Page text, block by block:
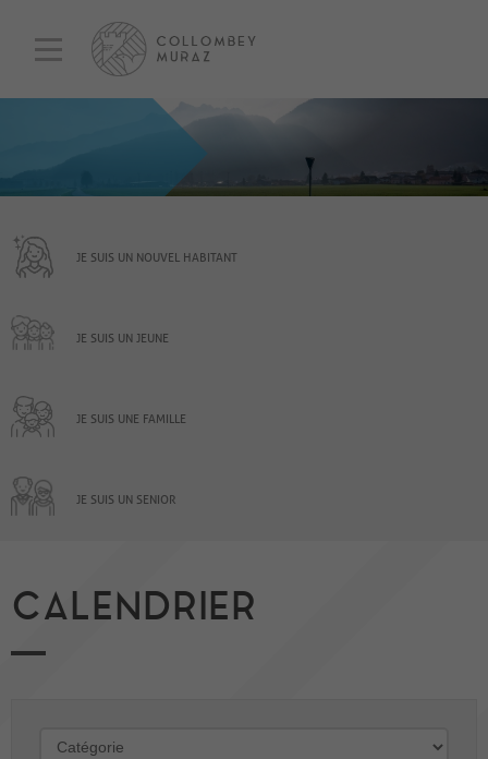
JE SUIS UN NOUVEL HABITANT
JE SUIS UN JEUNE
JE SUIS UNE FAMILLE
JE SUIS UN SENIOR
CALENDRIER